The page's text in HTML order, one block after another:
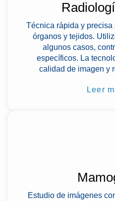
Técnica rápida y
órganos y tejidos.
algunos casos,
específicos. La
calidad de imagen y
Leer
Estudio de imágenes